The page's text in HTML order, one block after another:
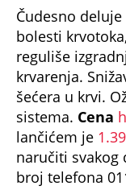
bolesti
reguliše
krvarenja.
šećera u krvi.
sistema. Cena
lančićem je
naručiti svakog
broj telefona
petka.